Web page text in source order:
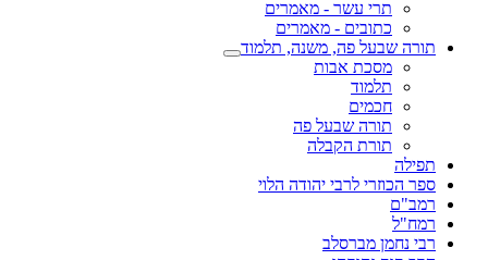
תרי עשר - מאמרים
כתובים - מאמרים
תורה שבעל פה, משנה, תלמוד
מסכת אבות
תלמוד
חכמים
תורה שבעל פה
תורת הקבלה
תפילה
ספר הכוזרי לרבי יהודה הלוי
רמב"ם
רמח"ל
רבי נחמן מברסלב